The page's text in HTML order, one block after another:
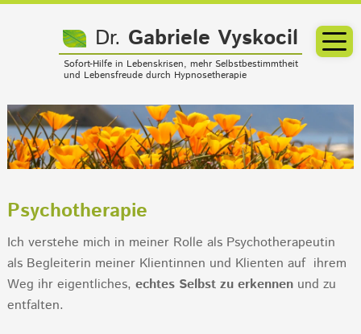
Dr. Gabriele Vyskocil
Sofort-Hilfe in Lebenskrisen, mehr Selbstbestimmtheit
und Lebensfreude durch Hypnosetherapie
Psychotherapie
Ich verstehe mich in meiner Rolle als Psychotherapeutin
als Begleiterin meiner Klientinnen und Klienten auf ihrem
Weg ihr eigentliches, echtes Selbst zu erkennenund zu
entfalten.